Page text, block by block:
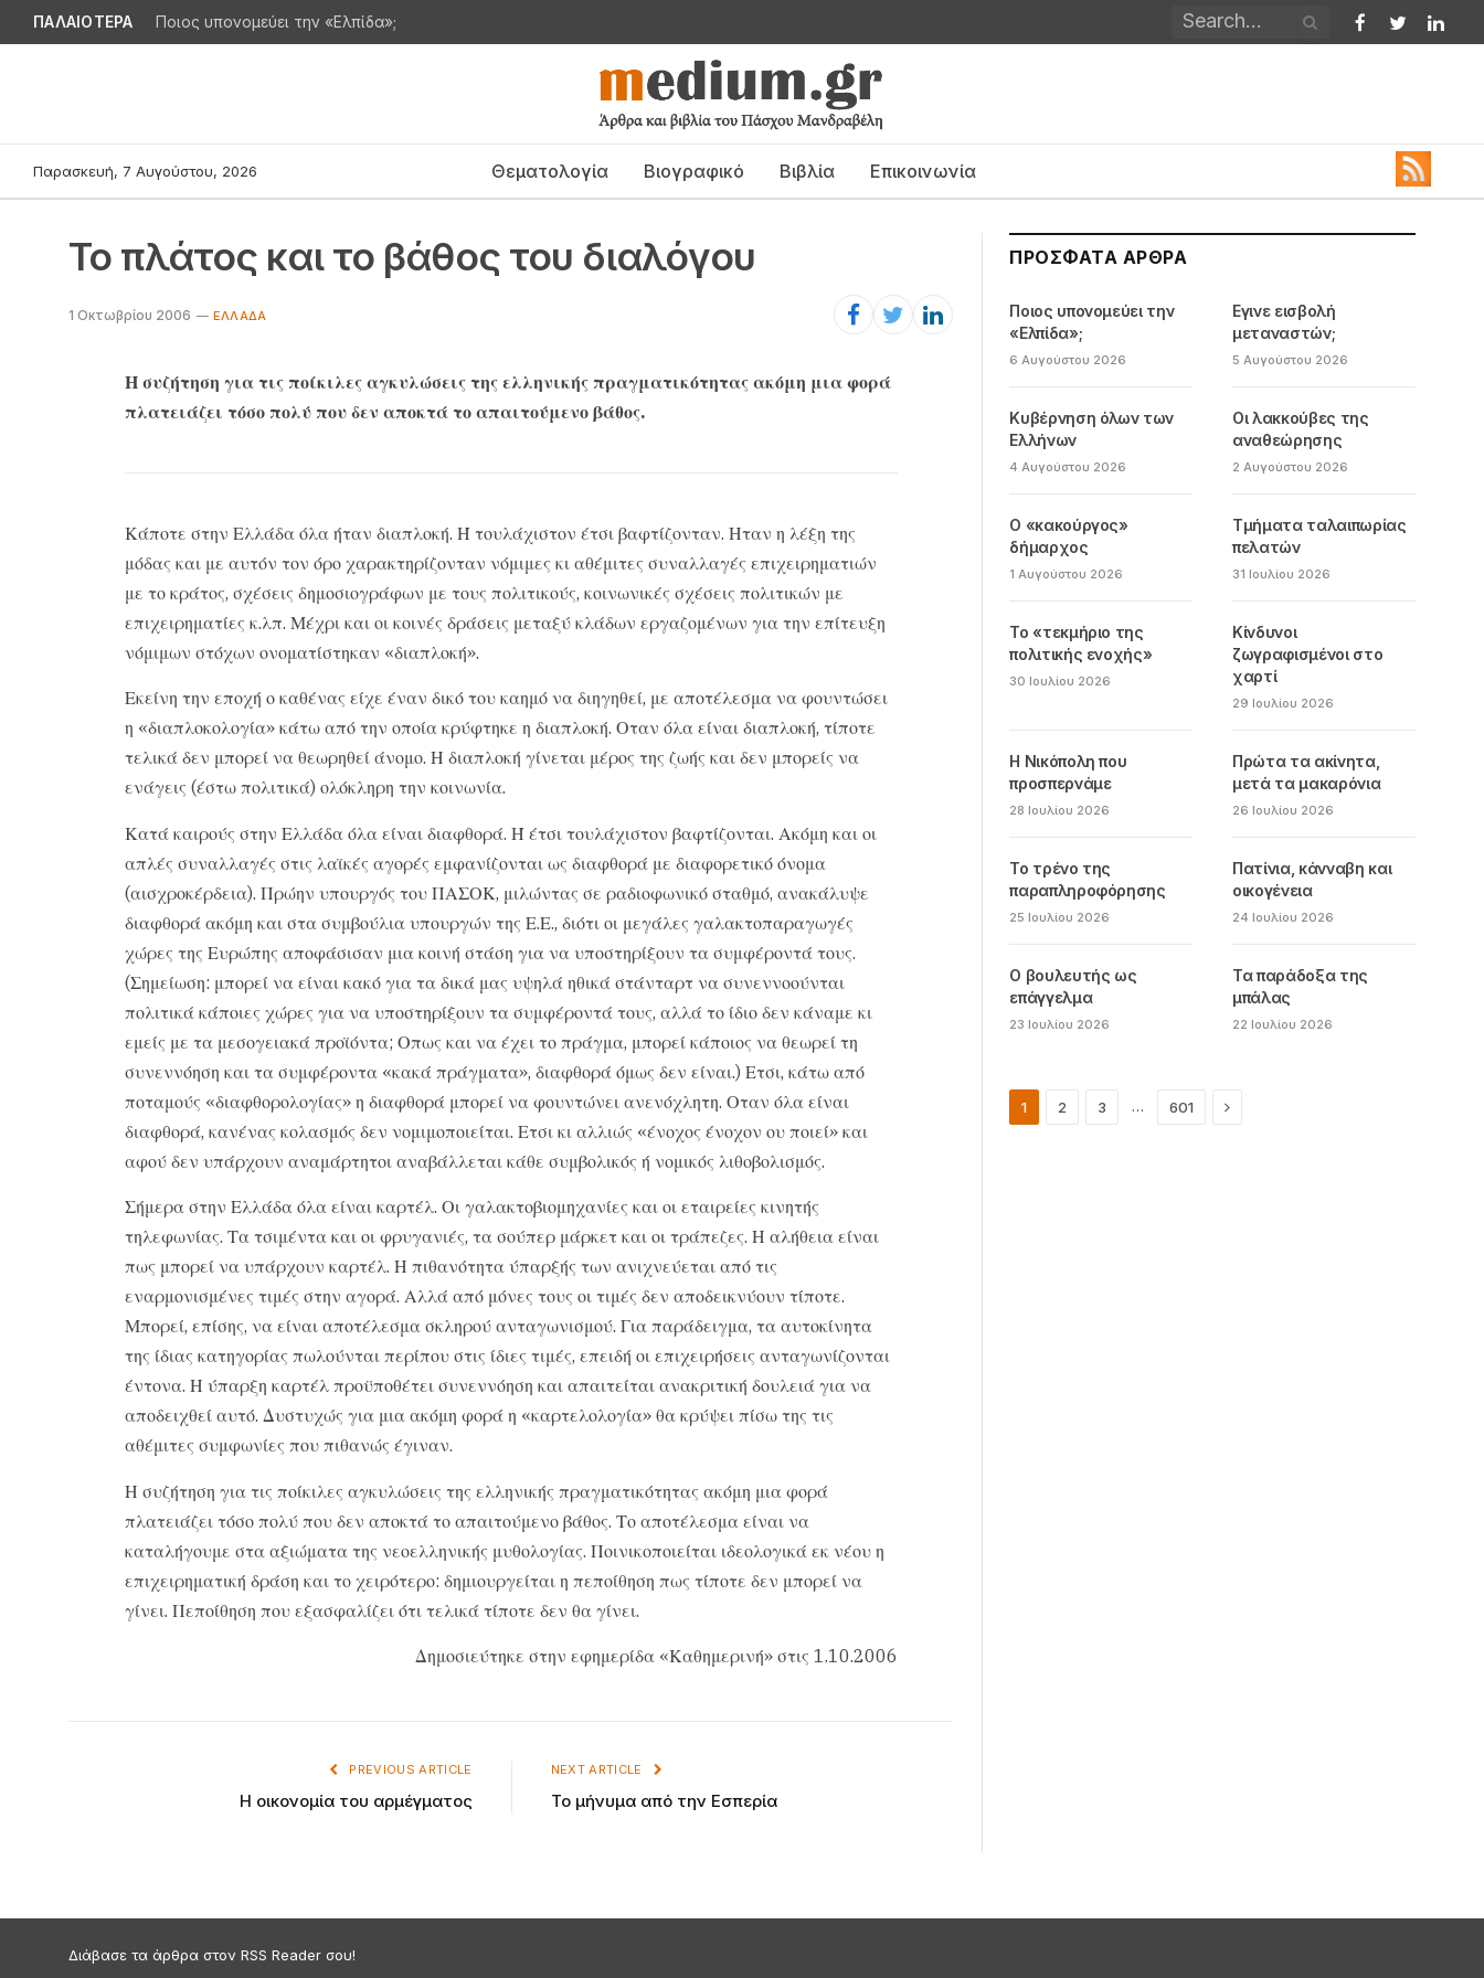
ΠΑΛΑΙΟΤΕΡΑ Ποιος υπονομεύει την «Ελπίδα»;
Facebook
Twitter
Παρασκευή, 7 Αυγούστου, 2026 Θεματολογία Βιογραφικό Βιβλία Επικοινωνία
Το πλάτος και το βάθος του διαλόγου
1 Οκτωβρίου 2006 ΕΛΛΆΔΑ
Η συζήτηση για τις ποίκιλες αγκυλώσεις της ελληνικής πραγματικότητας ακόμη μια φορά
πλατειάζει τόσο πολύ που δεν αποκτά το απαιτούμενο βάθος.
Κάποτε στην Ελλάδα όλα ήταν διαπλοκή. Ή τουλάχιστον έτσι βαφτίζονταν. Ηταν η λέξη της
μόδας και με αυτόν τον όρο χαρακτηρίζονταν νόμιμες κι αθέμιτες συναλλαγές επιχειρηματιών
με το κράτος, σχέσεις δημοσιογράφων με τους πολιτικούς, κοινωνικές σχέσεις πολιτικών με
επιχειρηματίες κ.λπ. Μέχρι και οι κοινές δράσεις μεταξύ κλάδων εργαζομένων για την επίτευξη
νόμιμων στόχων ονοματίστηκαν «διαπλοκή».
Εκείνη την εποχή ο καθένας είχε έναν δικό του καημό να διηγηθεί, με αποτέλεσμα να φουντώσει
η «διαπλοκολογία» κάτω από την οποία κρύφτηκε η διαπλοκή. Οταν όλα είναι διαπλοκή, τίποτε
τελικά δεν μπορεί να θεωρηθεί άνομο. Η διαπλοκή γίνεται μέρος της ζωής και δεν μπορείς να
ενάγεις (έστω πολιτικά) ολόκληρη την κοινωνία.
Κατά καιρούς στην Ελλάδα όλα είναι διαφθορά. Ή έτσι τουλάχιστον βαφτίζονται. Ακόμη και οι
απλές συναλλαγές στις λαϊκές αγορές εμφανίζονται ως διαφθορά με διαφορετικό όνομα
(αισχροκέρδεια). Πρώην υπουργός του ΠΑΣΟΚ, μιλώντας σε ραδιοφωνικό σταθμό, ανακάλυψε
διαφθορά ακόμη και στα συμβούλια υπουργών της Ε.Ε., διότι οι μεγάλες γαλακτοπαραγωγές
χώρες της Ευρώπης αποφάσισαν μια κοινή στάση για να υποστηρίξουν τα συμφέροντά τους.
(Σημείωση: μπορεί να είναι κακό για τα δικά μας υψηλά ηθικά στάνταρτ να συνεννοούνται
πολιτικά κάποιες χώρες για να υποστηρίξουν τα συμφέροντά τους, αλλά το ίδιο δεν κάναμε κι
εμείς με τα μεσογειακά προϊόντα; Οπως και να έχει το πράγμα, μπορεί κάποιος να θεωρεί τη
συνεννόηση και τα συμφέροντα «κακά πράγματα», διαφθορά όμως δεν είναι.) Ετσι, κάτω από
ποταμούς «διαφθορολογίας» η διαφθορά μπορεί να φουντώνει ανενόχλητη. Οταν όλα είναι
διαφθορά, κανένας κολασμός δεν νομιμοποιείται. Ετσι κι αλλιώς «ένοχος ένοχον ου ποιεί» και
αφού δεν υπάρχουν αναμάρτητοι αναβάλλεται κάθε συμβολικός ή νομικός λιθοβολισμός.
Σήμερα στην Ελλάδα όλα είναι καρτέλ. Οι γαλακτοβιομηχανίες και οι εταιρείες κινητής
τηλεφωνίας. Τα τσιμέντα και οι φρυγανιές, τα σούπερ μάρκετ και οι τράπεζες. Η αλήθεια είναι
πως μπορεί να υπάρχουν καρτέλ. Η πιθανότητα ύπαρξής των ανιχνεύεται από τις
εναρμονισμένες τιμές στην αγορά. Αλλά από μόνες τους οι τιμές δεν αποδεικνύουν τίποτε.
Μπορεί, επίσης, να είναι αποτέλεσμα σκληρού ανταγωνισμού. Για παράδειγμα, τα αυτοκίνητα
της ίδιας κατηγορίας πωλούνται περίπου στις ίδιες τιμές, επειδή οι επιχειρήσεις ανταγωνίζονται
έντονα. Η ύπαρξη καρτέλ προϋποθέτει συνεννόηση και απαιτείται ανακριτική δουλειά για να
αποδειχθεί αυτό. Δυστυχώς για μια ακόμη φορά η «καρτελολογία» θα κρύψει πίσω της τις
αθέμιτες συμφωνίες που πιθανώς έγιναν.
Η συζήτηση για τις ποίκιλες αγκυλώσεις της ελληνικής πραγματικότητας ακόμη μια φορά
πλατειάζει τόσο πολύ που δεν αποκτά το απαιτούμενο βάθος. Το αποτέλεσμα είναι να
καταλήγουμε στα αξιώματα της νεοελληνικής μυθολογίας. Ποινικοποιείται ιδεολογικά εκ νέου η
επιχειρηματική δράση και το χειρότερο: δημιουργείται η πεποίθηση πως τίποτε δεν μπορεί να
γίνει. Πεποίθηση που εξασφαλίζει ότι τελικά τίποτε δεν θα γίνει.
Δημοσιεύτηκε στην εφημερίδα «Καθημερινή» στις 1.10.2006
PREVIOUS ARTICLE
Η οικονομία του αρμέγματος
NEXT ARTICLE
Το μήνυμα από την Εσπερία
ΠΡΌΣΦΑΤΑ ΆΡΘΡΑ
Ποιος υπονομεύει την
«Ελπίδα»;
6 Αυγούστου 2026
Εγινε εισβολή
μεταναστών;
5 Αυγούστου 2026
Κυβέρνηση όλων των
Ελλήνων
4 Αυγούστου 2026
Οι λακκούβες της
αναθεώρησης
2 Αυγούστου 2026
Ο «κακούργος»
δήμαρχος
1 Αυγούστου 2026
Τμήματα ταλαιπωρίας
πελατών
31 Ιουλίου 2026
Το «τεκμήριο της
πολιτικής ενοχής»
30 Ιουλίου 2026
Κίνδυνοι
ζωγραφισμένοι στο
χαρτί
29 Ιουλίου 2026
Η Νικόπολη που
προσπερνάμε
28 Ιουλίου 2026
Πρώτα τα ακίνητα,
μετά τα μακαρόνια
26 Ιουλίου 2026
Το τρένο της
παραπληροφόρησης
25 Ιουλίου 2026
Πατίνια, κάνναβη και
οικογένεια
24 Ιουλίου 2026
Ο βουλευτής ως
επάγγελμα
23 Ιουλίου 2026
Τα παράδοξα της
μπάλας
22 Ιουλίου 2026
1 2 3 … 601 Next
Διάβασε τα άρθρα στον RSS Reader σου!